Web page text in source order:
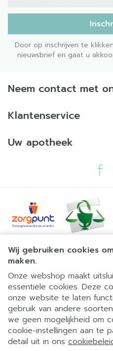
Wij gebruiken cookies
maken.
Onze webshop maakt
essentiële cookies. Deze
onze website te laten
gebruik van andere
we geen mogelijkheid om
cookie-instellingen aan te
detail uit in ons
Door op inschrijven te
nieuwsbrief en gaat u
Neem contact met
Klantenservice
Uw apotheek
Juridische links